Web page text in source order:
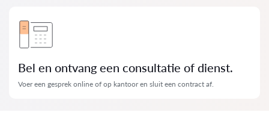
Bel en ontvang een consultatie of dienst.
Voer een gesprek online of op kantoor en sluit een contract af.